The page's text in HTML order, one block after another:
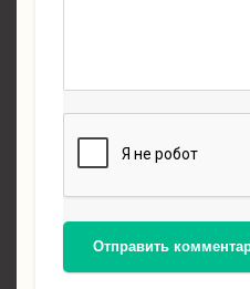
Отправить